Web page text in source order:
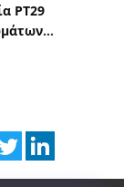
PT29